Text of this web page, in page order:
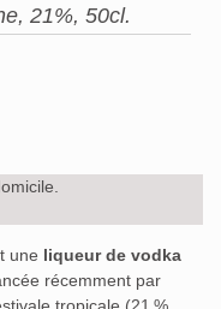
21%, 50cl.
une liqueur de vodka
récemment par